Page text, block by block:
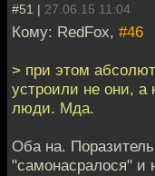
#51 | 27.06.15 11:04
Кому: RedFox, #46
> при этом
устроили не они, а
люди. Мда.
Оба на.
"самонасралося" и